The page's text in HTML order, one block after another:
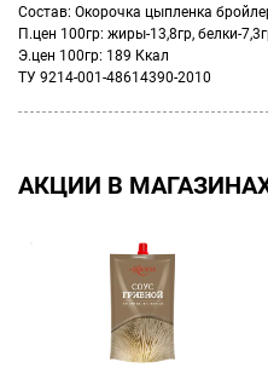
Состав: Окорочка цыпленка
П.цен 100гр: жиры-13,8гр, белки-
Э.цен 100гр: 189 Ккал
ТУ 9214-001-48614390-2010
АКЦИИ В